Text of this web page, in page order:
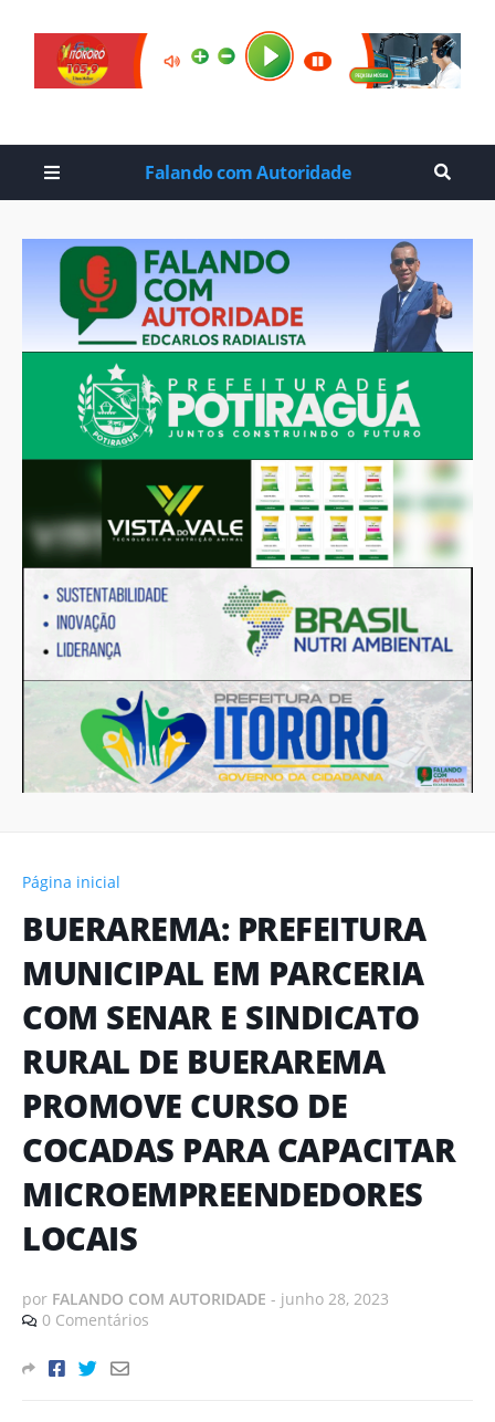
Falando com Autoridade
Página inicial
BUERAREMA: PREFEITURA
MUNICIPAL EM PARCERIA
COM SENAR E SINDICATO
RURAL DE BUERAREMA
PROMOVE CURSO DE
COCADAS PARA CAPACITAR
MICROEMPREENDEDORES
LOCAIS
por FALANDO COM AUTORIDADE - junho 28, 2023
0 Comentários